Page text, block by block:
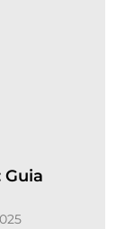
Guia